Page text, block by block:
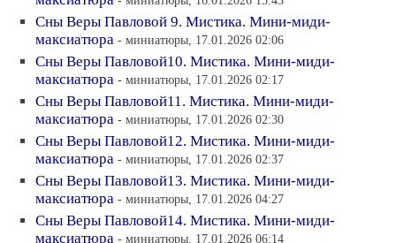
Сны Веры Павловой 9. Мистика. Мини-миди-
максиатюра - миниатюры, 17.01.2026 02:06
Сны Веры Павловой10. Мистика. Мини-миди-
максиатюра - миниатюры, 17.01.2026 02:17
Сны Веры Павловой11. Мистика. Мини-миди-
максиатюра - миниатюры, 17.01.2026 02:30
Сны Веры Павловой12. Мистика. Мини-миди-
максиатюра - миниатюры, 17.01.2026 02:37
Сны Веры Павловой13. Мистика. Мини-миди-
максиатюра - миниатюры, 17.01.2026 04:27
Сны Веры Павловой14. Мистика. Мини-миди-
максиатюра - миниатюры, 17.01.2026 06:14